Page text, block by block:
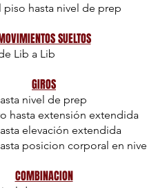
hasta nivel de prep
SUELTOS
Lib a Lib
GIROS
nivel de prep
hasta extensión extendida
elevación extendida
posicion corporal en
COMBINACION